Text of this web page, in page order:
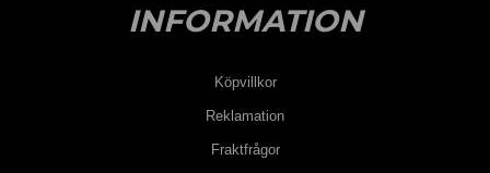
INFORMATION
Köpvillkor
Reklamation
Fraktfrågor